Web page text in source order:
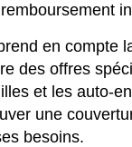
en compte
des offres
et les auto-
une
besoins.